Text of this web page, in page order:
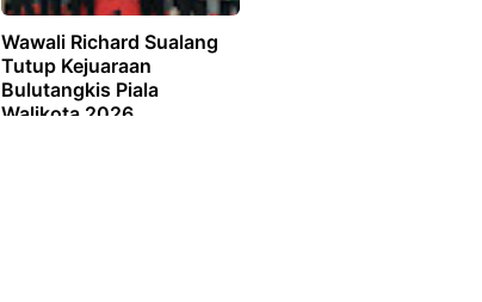
Wawali Richard Sualang
Tutup Kejuaraan
Bulutangkis Piala
Walikota 2026